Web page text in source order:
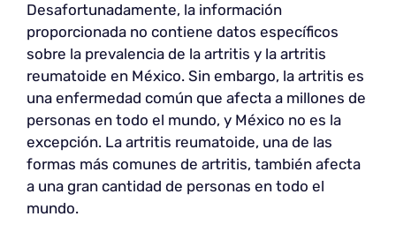
Desafortunadamente, la información
proporcionada no contiene datos específicos
sobre la prevalencia de la artritis y la artritis
reumatoide en México. Sin embargo, la artritis es
una enfermedad común que afecta a millones de
personas en todo el mundo, y México no es la
excepción. La artritis reumatoide, una de las
formas más comunes de artritis, también afecta
a una gran cantidad de personas en todo el
mundo.